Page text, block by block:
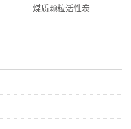
煤质颗粒活性炭